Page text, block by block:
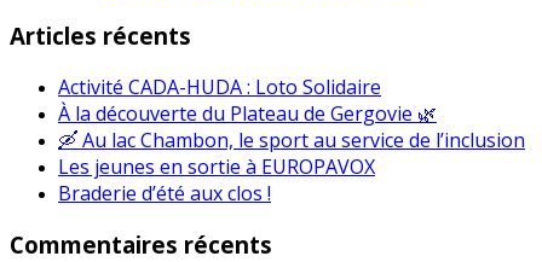
Articles récents
Activité CADA-HUDA : Loto Solidaire
À la découverte du Plateau de Gergovie 🌿
🛶 Au lac Chambon, le sport au service de l’inclusion
Les jeunes en sortie à EUROPAVOX
Braderie d’été aux clos !
Commentaires récents